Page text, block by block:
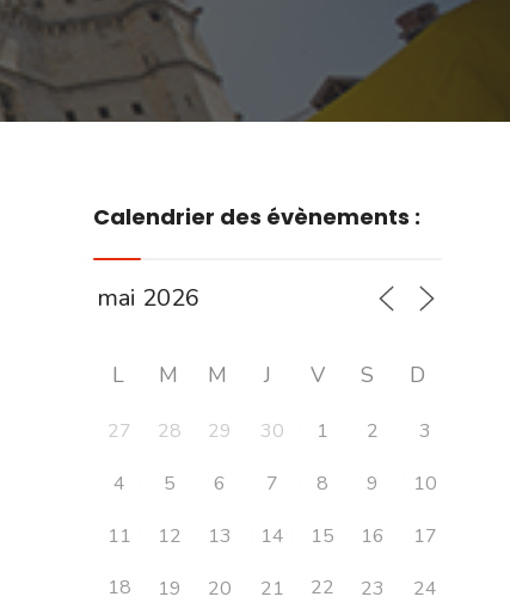
Calendrier des évènements :
L M M J V S D
27 28 29 30 1 2
3
4
5 6 7 8 9
10
11
12 13 14 15 16
17
18
19 20 21 22 23
24